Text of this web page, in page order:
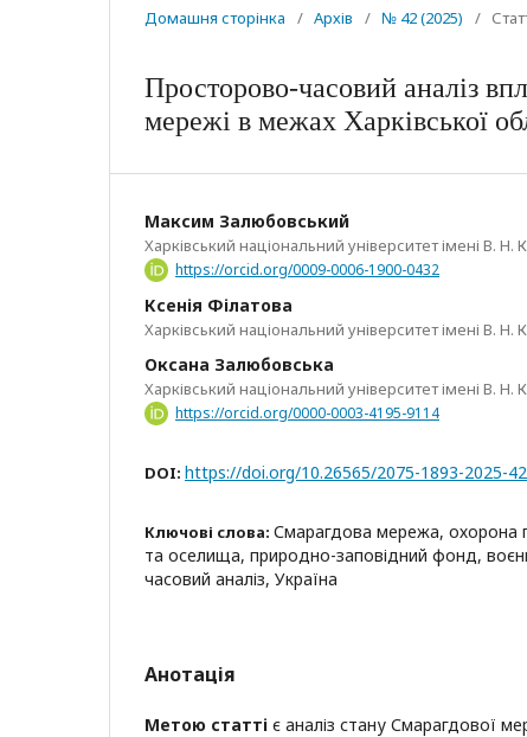
Домашня сторінка / Архів / № 42 (2025) /
Просторово-часовий аналіз
мережі в межах Харківської
Максим Залюбовський
Харківський національний університет імені В. Н.
https://orcid.org/0009-0006-1900-0432
Ксенія Філатова
Харківський національний університет імені В. Н.
Оксана Залюбовська
Харківський національний університет імені В. Н.
https://orcid.org/0000-0003-4195-9114
DOI: https://doi.org/10.26565/2075-1893-2025-
Ключові слова: Смарагдова мережа, охорона
та оселища, природно-заповідний фонд,
часовий аналіз, Україна
Анотація
Метою статті є аналіз стану Смарагдової